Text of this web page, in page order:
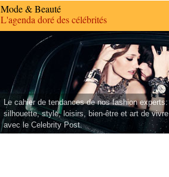
Mode & Beauté
L'agenda doré des célébrités
Le cahier de tendances de nos fashion experts:
silhouette, style, loisirs, bien-être et art de vivre
avec le Celebrity Post.